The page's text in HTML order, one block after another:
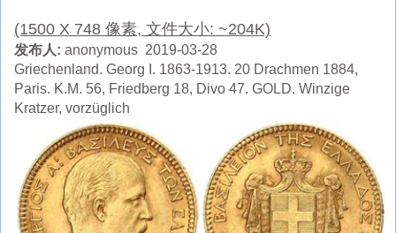
(1500 X 748 像素, 文件大小: ~204K)
发布人: anonymous 2019-03-28
Griechenland. Georg I. 1863-1913. 20 Drachmen 1884,
Paris. K.M. 56, Friedberg 18, Divo 47. GOLD. Winzige
Kratzer, vorzüglich